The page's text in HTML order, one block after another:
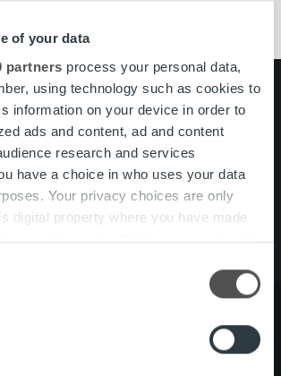
of your data
partners process your personal data,
using technology such as cookies to
information on your device in order to
ads and content, ad and content
research and services
have a choice in who uses your data
Your privacy choices are only
digital property where you have made
can change or withdraw your consent
icon.
how your personal data is processed
in the
Yhteystiedot
Ura Ropolla
Palvelut
Tietoa meistä